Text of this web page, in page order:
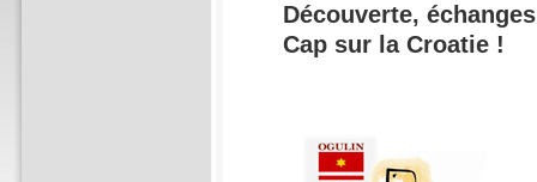
Découverte,
Cap sur la Croatie !